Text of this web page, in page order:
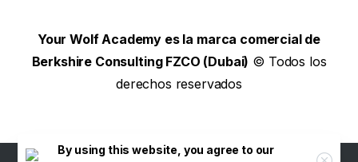
Your Wolf Academy es la marca comercial de
Berkshire Consulting FZCO (Dubai) © Todos los
derechos reservados
By using this website, you agree to our